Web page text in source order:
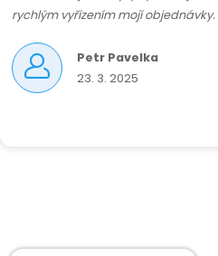
rychlým vyřízením mojí objednávky.
Petr Pavelka
23. 3. 2025